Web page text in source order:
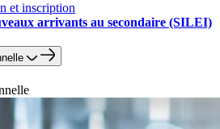
et inscription
arrivants au secondaire (SILEI)